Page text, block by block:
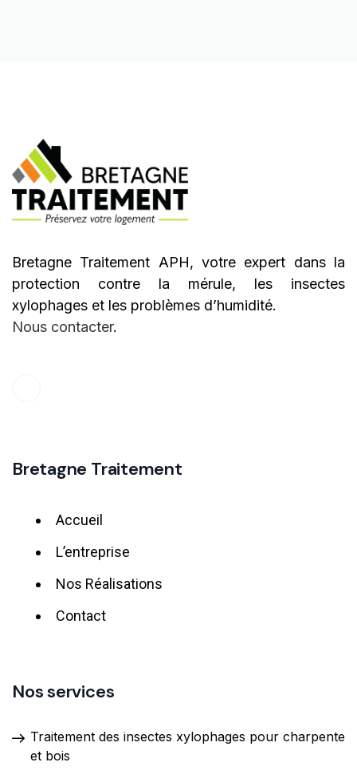
Bretagne Traitement APH, votre expert dans la
protection contre la mérule, les insectes
xylophages et les problèmes d’humidité.
Nous contacter.
Bretagne Traitement
Accueil
L’entreprise
Nos Réalisations
Contact
Nos services
Traitement des insectes xylophages pour charpente
et bois